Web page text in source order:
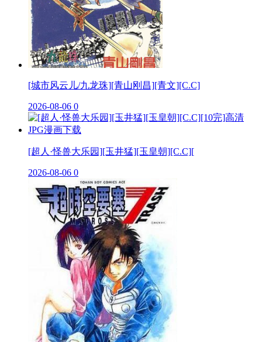
[城市风云儿/九龙珠][青山刚昌][青文][C.C]
2026-08-06 0
[超人·怪兽大乐园][玉井猛][玉皇朝][C.C][
2026-08-06 0